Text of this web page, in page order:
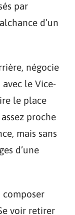
par
d’un
négocie
le Vice-
le place
proche
mais sans
d’une
composer
voir retirer